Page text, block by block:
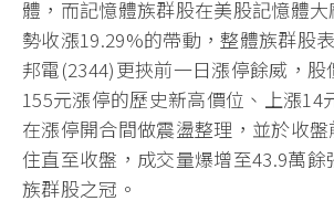
體，而記憶體族群股在美股記憶體
勢收漲19.29%的帶動，整體族群股
邦電(2344)更挾前一日漲停餘威，股
155元漲停的歷史新高價位、上漲14
在漲停開合間做震盪整理，並於收
住直至收盤，成交量爆增至43.9萬餘
族群股之冠。